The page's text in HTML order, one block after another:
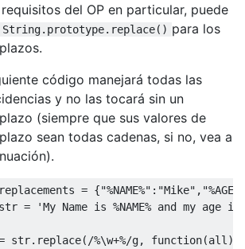
del OP en particular, puede
String.prototype.replace() para los
código manejará todas las
y no las tocará sin un
(siempre que sus valores de
sean todas cadenas, si no, vea a
= {"%NAME%" : "Mike" ,
=
'My Name is %NAME% and my age is
str.replace( /%\w+%/g, function(all )